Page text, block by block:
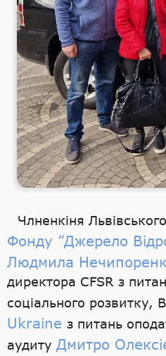
Члненкіня
Фонду “Джерело
Людмила
директора CFSR з
соціального розвитку,
Ukraine з питань
аудиту Дмитро